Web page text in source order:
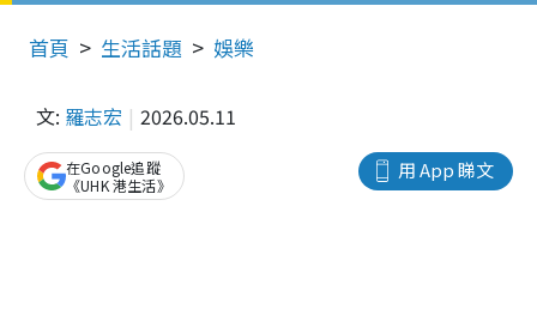
首頁 生活話題 娛樂
文: 羅志宏 2026.05.11
用 App 睇文
在Google追蹤
《UHK 港生活》